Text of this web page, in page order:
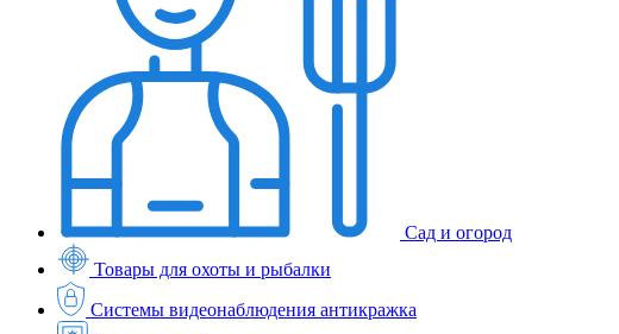
Сад и огород
Товары для охоты и рыбалки
Системы видеонаблюдения антикражка